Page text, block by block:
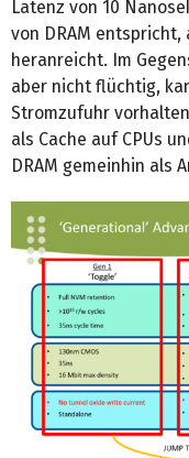
Latenz von 10
von DRAM entspricht,
heranreicht. Im
aber nicht flüchtig,
Stromzufuhr
als Cache auf CPUs
DRAM gemeinhin als